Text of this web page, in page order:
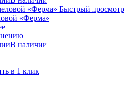
Быстрый просмотр
«Ферма»
В наличии
в 1 клик